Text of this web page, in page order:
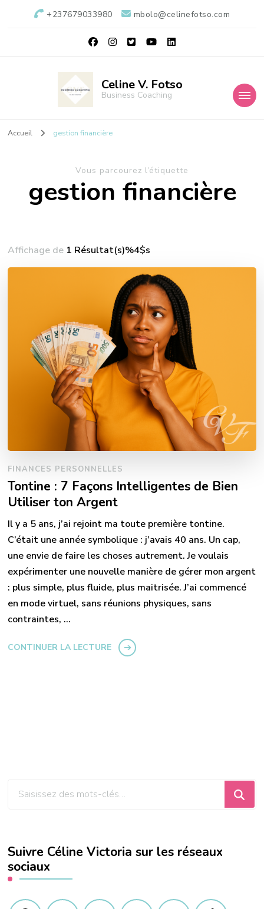
+237679033980 mbolo@celinefotso.com
Celine V. Fotso
Business Coaching
Accueil gestion financière
Vous parcourez l’étiquette
gestion financière
Affichage de 1 Résultat(s)%4$s
FINANCES PERSONNELLES
Tontine : 7 Façons Intelligentes de Bien
Utiliser ton Argent
Il y a 5 ans, j’ai rejoint ma toute première tontine.
C’était une année symbolique : j’avais 40 ans. Un cap,
une envie de faire les choses autrement. Je voulais
expérimenter une nouvelle manière de gérer mon argent
: plus simple, plus fluide, plus maitrisée. J’ai commencé
en mode virtuel, sans réunions physiques, sans
contraintes, …
CONTINUER LA LECTURE
?
Suivre Céline Victoria sur les réseaux
sociaux